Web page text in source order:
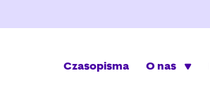
Czasopisma O nas